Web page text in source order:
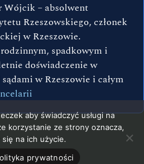
– absolwent
Rzeszowskiego, członek
w Rzeszowie.
spadkowym i
doświadczenie w
w Rzeszowie i całym
aby świadczyć usługi na
korzystanie ze strony oznacza,
się na ich użycie.
prywatności